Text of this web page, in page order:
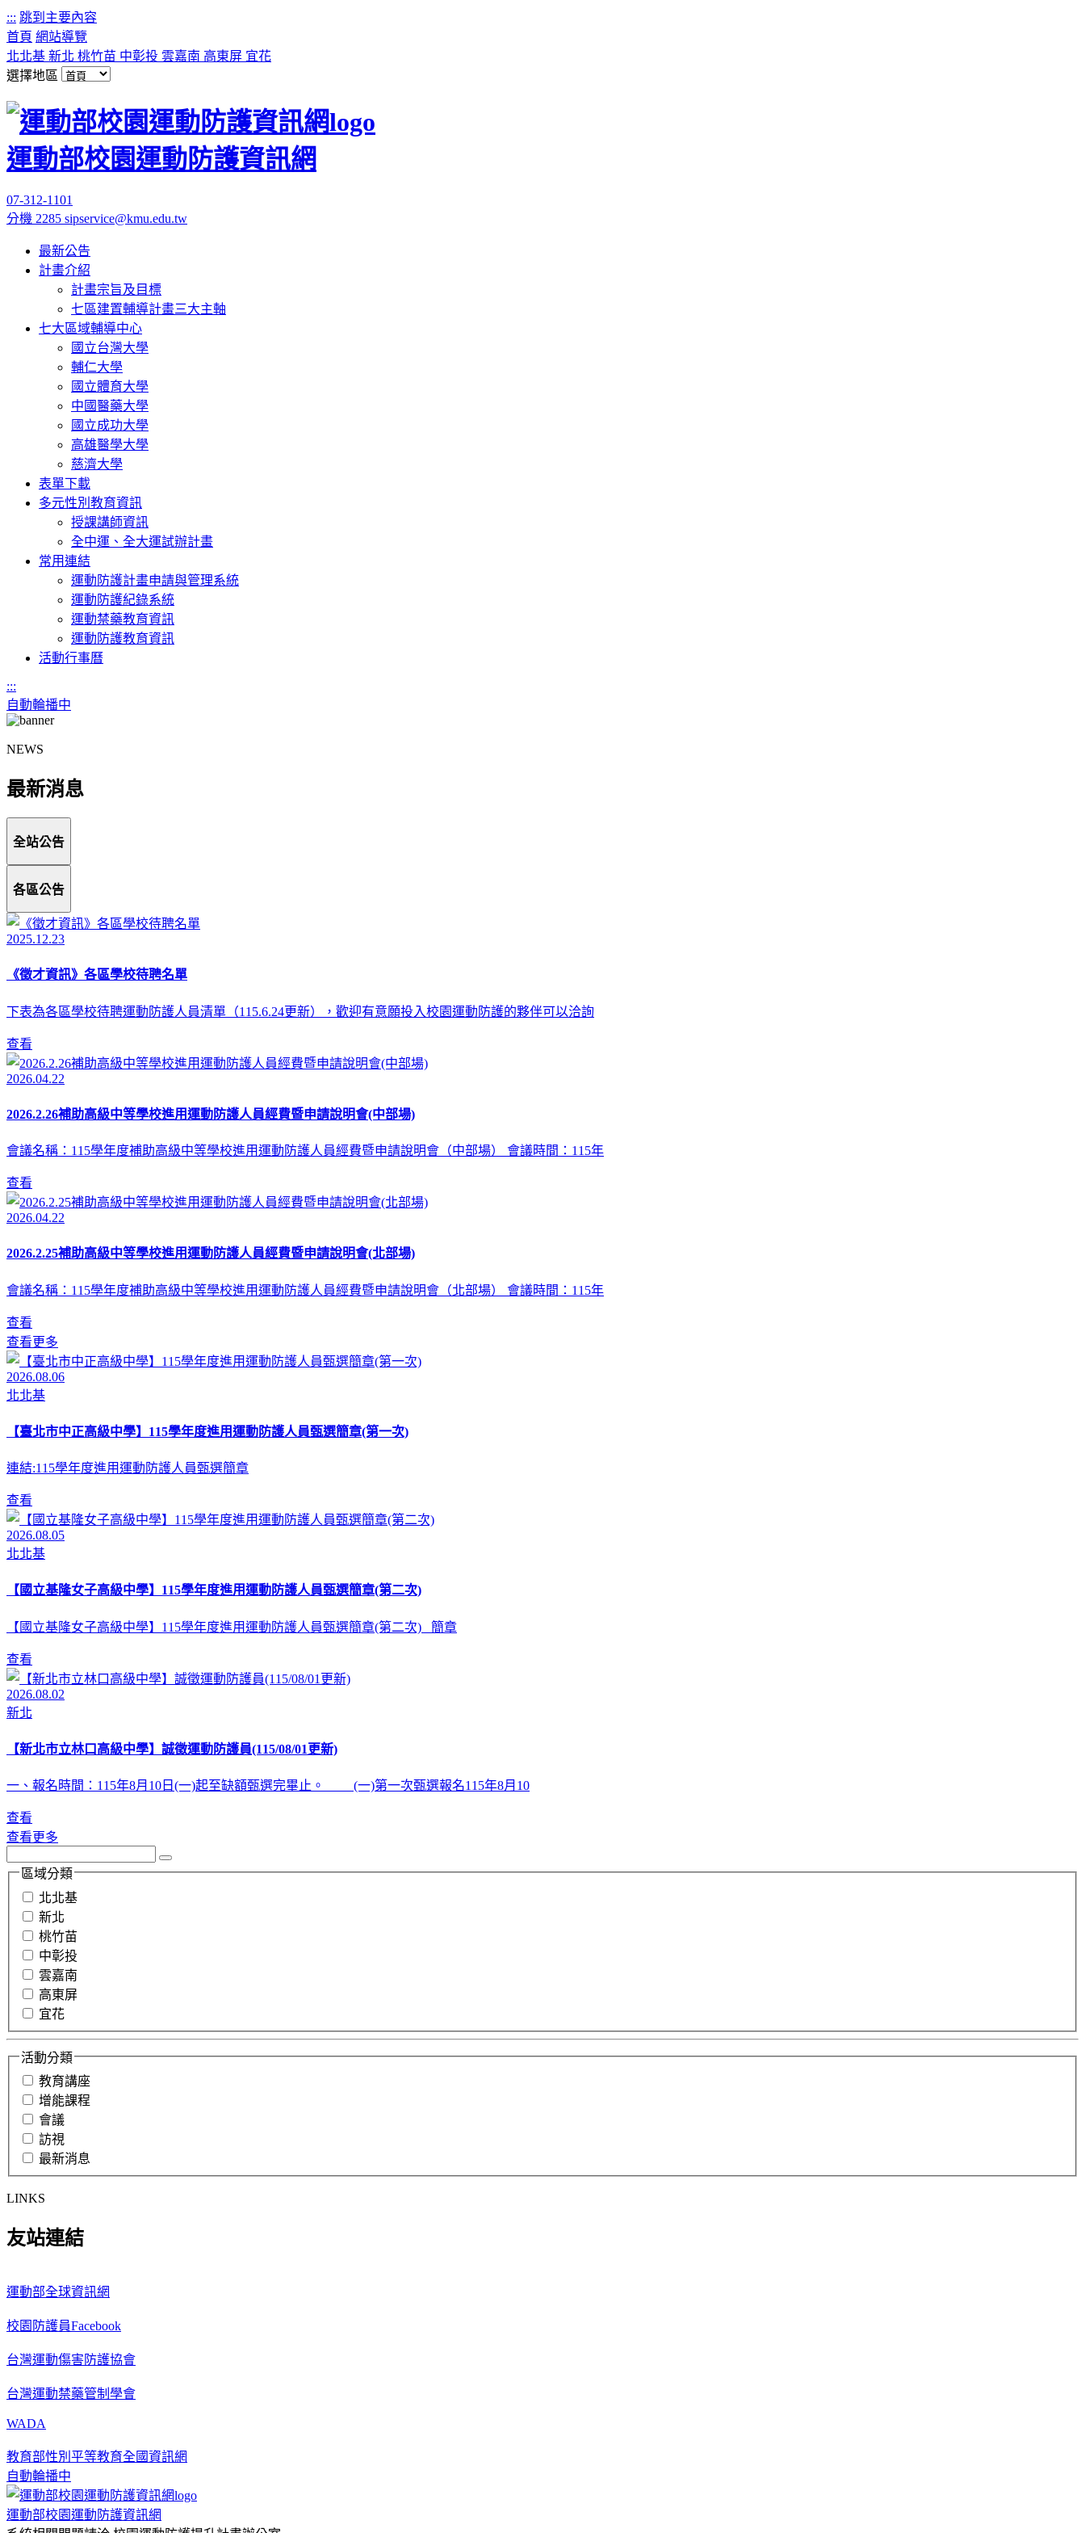
::: 跳到主要內容
首頁 網站導覽
北北基 新北 桃竹苗 中彰投 雲嘉南 高東屏 宜花
選擇地區
運動部校園運動防護資訊網
07-312-1101
分機 2285 sipservice@kmu.edu.tw
最新公告
計畫介紹
計畫宗旨及目標
七區建置輔導計畫三大主軸
七大區域輔導中心
國立台灣大學
輔仁大學
國立體育大學
中國醫藥大學
國立成功大學
高雄醫學大學
慈濟大學
表單下載
多元性別教育資訊
授課講師資訊
全中運、全大運試辦計畫
常用連結
運動防護計畫申請與管理系統
運動防護紀錄系統
運動禁藥教育資訊
運動防護教育資訊
活動行事曆
:::
自動輪播中
NEWS
最新消息
全站公告
各區公告
2025.12.23
《徵才資訊》各區學校待聘名單
下表為各區學校待聘運動防護人員清單（115.6.24更新），歡迎有意願投入校園運動防護的夥伴可以洽詢
查看
2026.04.22
2026.2.26補助高級中等學校進用運動防護人員經費暨申請說明會(中部場)
會議名稱：115學年度補助高級中等學校進用運動防護人員經費暨申請說明會（中部場） 會議時間：115年
查看
2026.04.22
2026.2.25補助高級中等學校進用運動防護人員經費暨申請說明會(北部場)
會議名稱：115學年度補助高級中等學校進用運動防護人員經費暨申請說明會（北部場） 會議時間：115年
查看
查看更多
2026.08.06
北北基
【臺北市中正高級中學】115學年度進用運動防護人員甄選簡章(第一次)
連結:115學年度進用運動防護人員甄選簡章
查看
2026.08.05
北北基
【國立基隆女子高級中學】115學年度進用運動防護人員甄選簡章(第二次)
【國立基隆女子高級中學】115學年度進用運動防護人員甄選簡章(第二次) 簡章
查看
2026.08.02
新北
【新北市立林口高級中學】誠徵運動防護員(115/08/01更新)
一、報名時間：115年8月10日(一)起至缺額甄選完畢止。 (一)第一次甄選報名115年8月10
查看
查看更多
區域分類
北北基
新北
桃竹苗
中彰投
雲嘉南
高東屏
宜花
活動分類
教育講座
增能課程
會議
訪視
最新消息
LINKS
友站連結
運動部全球資訊網
校園防護員Facebook
台灣運動傷害防護協會
台灣運動禁藥管制學會
WADA
教育部性別平等教育全國資訊網
自動輪播中
運動部校園運動防護資訊網